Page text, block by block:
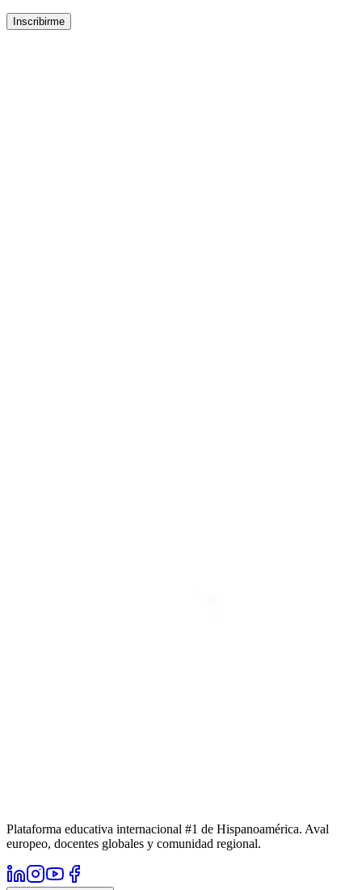
Inscribirme
Plataforma educativa internacional #1 de Hispanoamérica. Aval
europeo, docentes globales y comunidad regional.